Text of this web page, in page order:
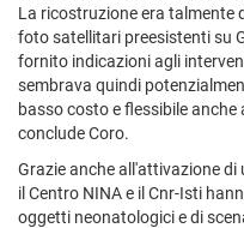
La ricostruzione era talmente
foto satellitari preesistenti su
fornito indicazioni agli
sembrava quindi
basso costo e flessibile anche
conclude Coro.
Grazie anche all'attivazione di
il Centro NINA e il Cnr-Isti
oggetti neonatologici e di